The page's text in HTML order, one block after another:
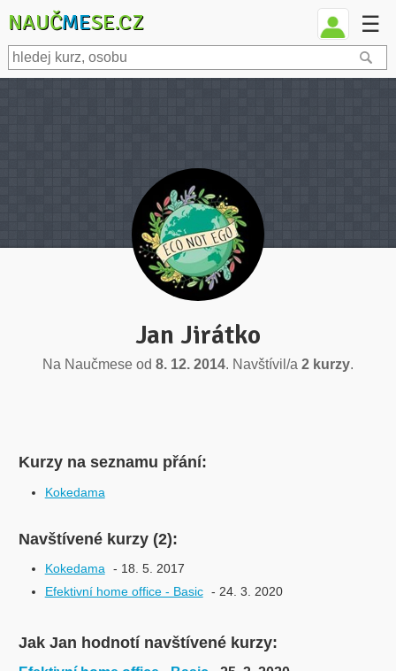
NAUČMESE.CZ ☰
Jan Jirátko
Na Naučmese od 8. 12. 2014. Navštívil/a 2 kurzy.
Kurzy na seznamu přání:
Kokedama
Navštívené kurzy (2):
Kokedama
- 18. 5. 2017
Efektivní home office - Basic - 24. 3. 2020
Jak Jan hodnotí navštívené kurzy: